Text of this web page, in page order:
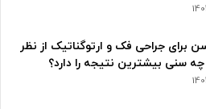
برای جراحی فک و ارتوگناتیک از نظر
سنی بیشترین نتیجه را دارد؟